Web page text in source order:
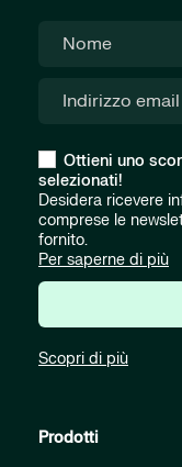
Ottieni uno
selezionati!
Desidera ricevere
comprese le
fornito.
Per saperne di più
Scopri di più
Prodotti